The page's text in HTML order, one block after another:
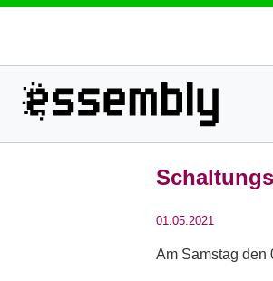
01.05.2021
Am Samstag den